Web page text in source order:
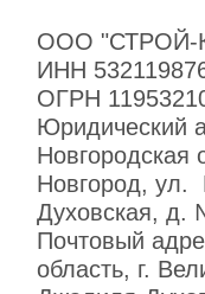
ООО "СТРОЙ-
ИНН
ОГРН
Юридический
Новгородская
Новгород,
Духовская,
Почтовый
область, г.